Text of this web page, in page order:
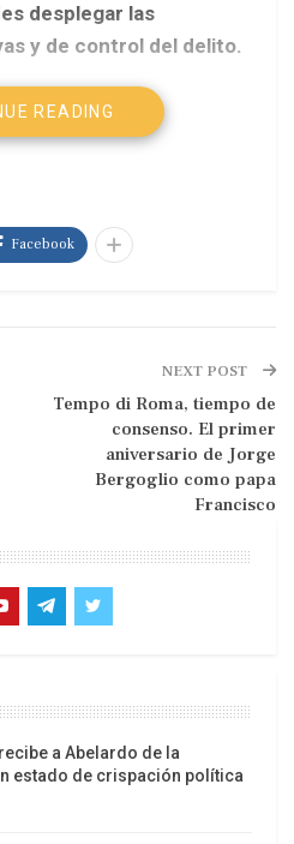
desplegar las
y de control del delito.
Tribunal Supremo de
de protección de
por el abogado
Juzgado acordó
de la solicitud
por lo que se ordena a
realicen las
materiales y
y vehículos.
que se proceda «a la
tales obstáculos y se
adyacentes a éstas
READING
Facebook
NEXT POST
Tempo di Roma, tiempo de
consenso. El primer
aniversario de Jorge
Bergoglio como papa
Francisco
a Abelardo de la
estado de crispación política